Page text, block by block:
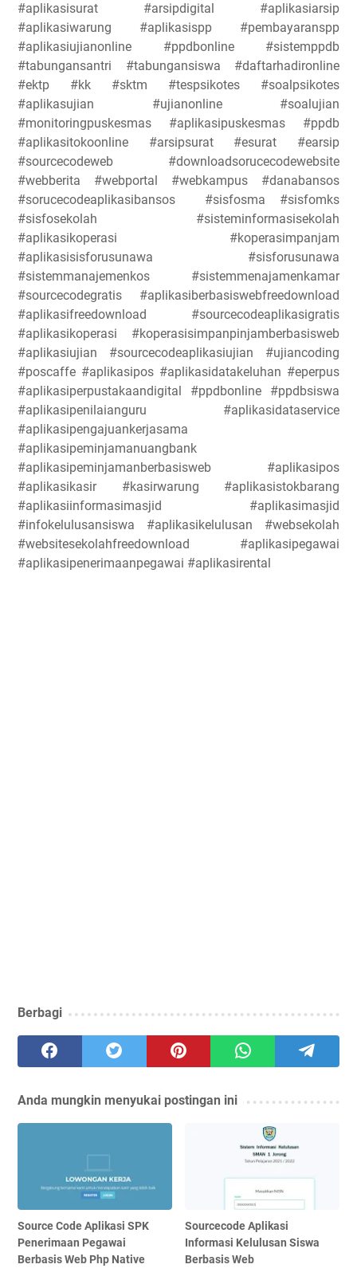
#aplikasisurat #arsipdigital #aplikasiarsip
#aplikasiwarung #aplikasispp #pembayaranspp
#aplikasiujianonline #ppdbonline #sistemppdb
#tabungansantri #tabungansiswa #daftarhadironline
#ektp #kk #sktm #tespsikotes #soalpsikotes
#aplikasujian #ujianonline #soalujian
#monitoringpuskesmas #aplikasipuskesmas #ppdb
#aplikasitokoonline #arsipsurat #esurat #earsip
#sourcecodeweb #downloadsorucecodewebsite
#webberita #webportal #webkampus #danabansos
#sorucecodeaplikasibansos #sisfosma #sisfomks
#sisfosekolah #sisteminformasisekolah
#aplikasikoperasi #koperasimpanjam
#aplikasisisforusunawa #sisforusunawa
#sistemmanajemenkos #sistemmenajamenkamar
#sourcecodegratis #aplikasiberbasiswebfreedownload
#aplikasifreedownload #sourcecodeaplikasigratis
#aplikasikoperasi #koperasisimpanpinjamberbasisweb
#aplikasiujian #sourcecodeaplikasiujian #ujiancoding
#poscaffe #aplikasipos #aplikasidatakeluhan #eperpus
#aplikasiperpustakaandigital #ppdbonline #ppdbsiswa
#aplikasipenilaianguru #aplikasidataservice
#aplikasipengajuankerjasama
#aplikasipeminjamanuangbank
#aplikasipeminjamanberbasisweb #aplikasipos
#aplikasikasir #kasirwarung #aplikasistokbarang
#aplikasiinformasimasjid #aplikasimasjid
#infokelulusansiswa #aplikasikelulusan #websekolah
#websitesekolahfreedownload #aplikasipegawai
#aplikasipenerimaanpegawai #aplikasirental
Berbagi
Anda mungkin menyukai postingan ini
Source Code Aplikasi SPK
Penerimaan Pegawai
Berbasis Web Php Native
Sourcecode Aplikasi
Informasi Kelulusan Siswa
Berbasis Web